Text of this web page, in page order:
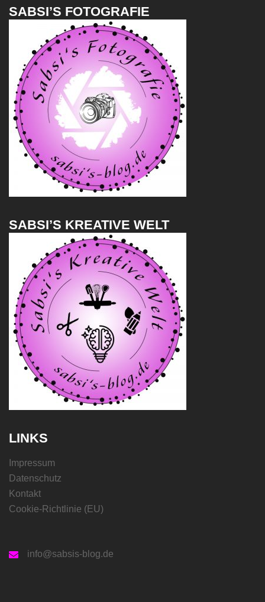
SABSI’S FOTOGRAFIE
SABSI’S KREATIVE WELT
LINKS
Impressum
Datenschutz
Kontakt
Cookie-Richtlinie (EU)
info@sabsis-blog.de